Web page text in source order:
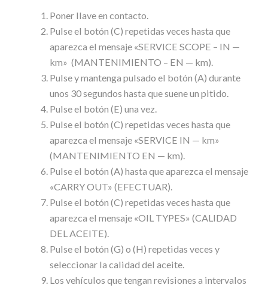
Poner llave en contacto.
Pulse el botón (C) repetidas veces hasta que
aparezca el mensaje «SERVICE SCOPE – IN —
km» (MANTENIMIENTO – EN — km).
Pulse y mantenga pulsado el botón (A) durante
unos 30 segundos hasta que suene un pitido.
Pulse el botón (E) una vez.
Pulse el botón (C) repetidas veces hasta que
aparezca el mensaje «SERVICE IN — km»
(MANTENIMIENTO EN — km).
Pulse el botón (A) hasta que aparezca el mensaje
«CARRY OUT» (EFECTUAR).
Pulse el botón (C) repetidas veces hasta que
aparezca el mensaje «OIL TYPES» (CALIDAD
DEL ACEITE).
Pulse el botón (G) o (H) repetidas veces y
seleccionar la calidad del aceite.
Los vehículos que tengan revisiones a intervalos